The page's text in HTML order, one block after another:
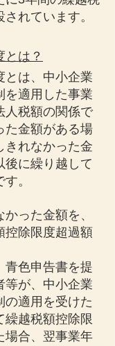
れています。
とは？
とは、中小企業
を適用した事業
人税額の関係で
た金額がある場
きれなかった金
後に繰り越して
。
った金額を、
控除限度超過額
青色申告書を提
等が、中小企業
の適用を受けた
繰越税額控除限
場合、翌事業年